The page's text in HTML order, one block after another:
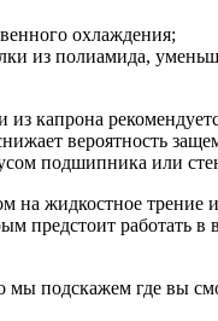
охлаждения;
из полиамида,
капрона
вероятность
подшипника или
на жидкостное
работать
мы подскажем где вы